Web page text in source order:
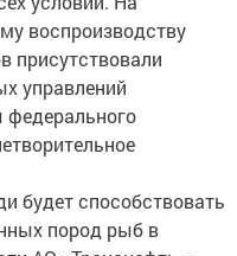
воспроизводству
присутствовали
управлений
способствовать
пород рыб в
АО «Транснефть –